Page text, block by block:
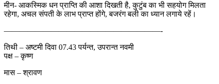
मीन- आकस्मिक धन प्राप्ति की आशा दिखती है, कुटुंब का भी सहयोग मिलता
रहेगा, अचल संपती के लाभ प्राप्त होंगे, बजरंग बली का ध्यान लगाये रहें।
————————————————————-
तिथी – अष्टमी दिवा 07.43 पर्यन्त, उपरान्त नवमी
पक्ष – कृष्ण
मास – श्रावण